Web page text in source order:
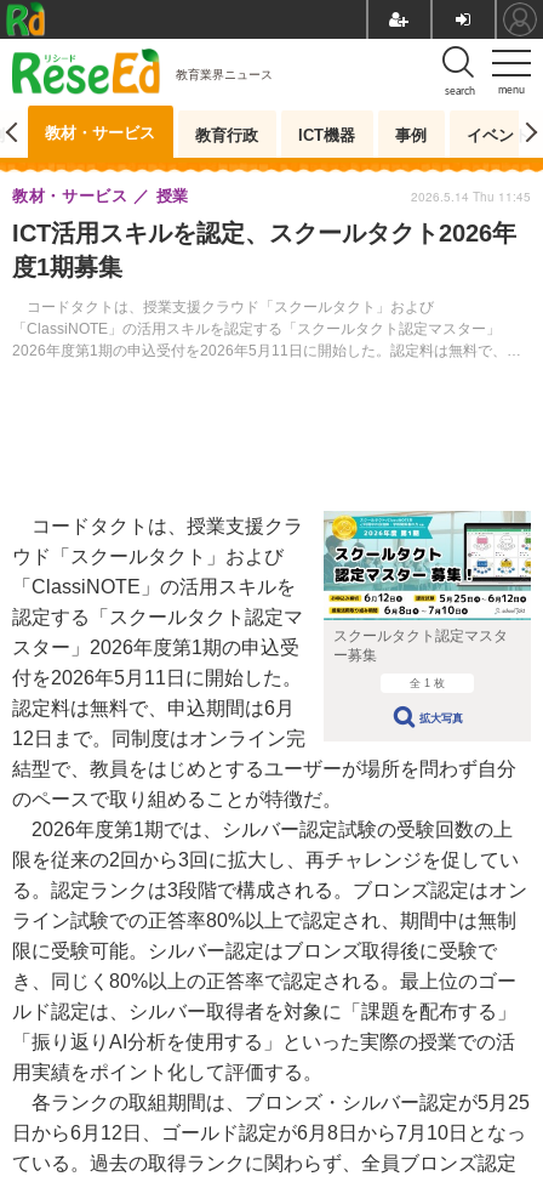
menu
search
教育業界ニュース
教材・サービス 教育行政 ICT機器 事例 イベント
ICT活用スキルを認定、スクールタクト2026年
度1期募集
コードタクトは、授業支援クラウド「スクールタクト」および
「ClassiNOTE」の活用スキルを認定する「スクールタクト認定マスター」
2026年度第1期の申込受付を2026年5月11日に開始した。認定料は無料で、申
教材・サービス 授業 2026.5.14 Thu 11:45
スクールタクト認定マスタ
ー募集
全 1 枚
拡大写真
コードタクトは、授業支援クラ
ウド「スクールタクト」および
「ClassiNOTE」の活用スキルを
認定する「スクールタクト認定マ
スター」2026年度第1期の申込受
付を2026年5月11日に開始した。
認定料は無料で、申込期間は6月
12日まで。同制度はオンライン完
結型で、教員をはじめとするユーザーが場所を問わず自分
のペースで取り組めることが特徴だ。
2026年度第1期では、シルバー認定試験の受験回数の上
限を従来の2回から3回に拡大し、再チャレンジを促してい
る。認定ランクは3段階で構成される。ブロンズ認定はオン
ライン試験での正答率80%以上で認定され、期間中は無制
限に受験可能。シルバー認定はブロンズ取得後に受験で
き、同じく80%以上の正答率で認定される。最上位のゴー
ルド認定は、シルバー取得者を対象に「課題を配布する」
「振り返りAI分析を使用する」といった実際の授業での活
用実績をポイント化して評価する。
各ランクの取組期間は、ブロンズ・シルバー認定が5月25
日から6月12日、ゴールド認定が6月8日から7月10日となっ
ている。過去の取得ランクに関わらず、全員ブロンズ認定